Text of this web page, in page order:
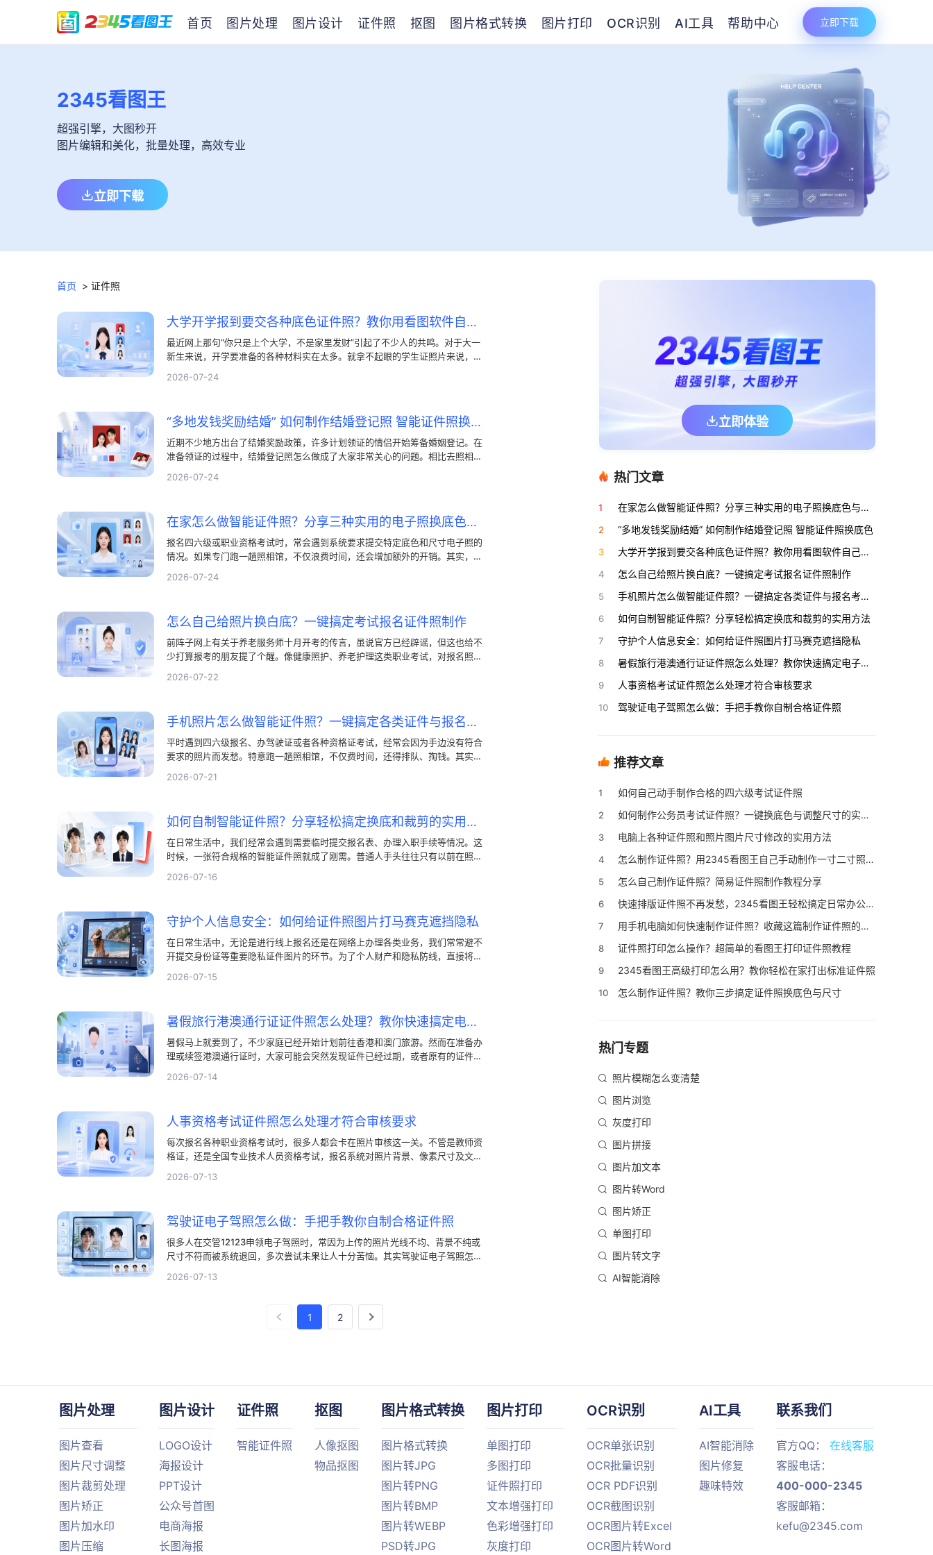
首页 图片处理 图片设计 证件照 抠图 图片格式转换 图片打印 OCR识别 AI工具 帮助中心 立即下载
2345看图王
超强引擎，大图秒开
图片编辑和美化，批量处理，高效专业
立即下载
首页 > 证件照
大学开学报到要交各种底色证件照？教你用看图软件自己在家1分钟做出来
最近网上那句“你只是上个大学，不是家里发财”引起了不少人的共鸣。对于大一
新生来说，开学要准备的各种材料实在太多。就拿不起眼的学生证照片来说，往
得花上几十块钱。其实我们完全可以用电脑自己搞定。今天我就分享一个省钱又
2026-07-24
“多地发钱奖励结婚” 如何制作结婚登记照 智能证件照换底色
近期不少地方出台了结婚奖励政策，许多计划领证的情侣开始筹备婚姻登记。在
准备领证的过程中，结婚登记照怎么做成了大家非常关心的问题。相比去照相馆
目前的证件照制作工具已经非常智能，只要掌握一点简单的小技巧，两个人在家
2026-07-24
在家怎么做智能证件照？分享三种实用的电子照换底色与裁剪方法
报名四六级或职业资格考试时，常会遇到系统要求提交特定底色和尺寸电子照的
情况。如果专门跑一趟照相馆，不仅浪费时间，还会增加额外的开销。其实，在
种实用的电子照处理方法，让你随时做出一张合规好看的证件照。
2026-07-24
怎么自己给照片换白底？一键搞定考试报名证件照制作
前阵子网上有关于养老服务师十月开考的传言，虽说官方已经辟谣，但这也给不
少打算报考的朋友提了个醒。像健康照护、养老护理这类职业考试，对报名照片
对底色有要求，还对肩膀位置、分辨率等有标准。每次报考，各种规格总让人头
2026-07-22
手机照片怎么做智能证件照？一键搞定各类证件与报名考试规格
平时遇到四六级报名、办驾驶证或者各种资格证考试，经常会因为手边没有符合
要求的照片而发愁。特意跑一趟照相馆，不仅费时间，还得排队、掏钱。其实用
那么复杂，只要找对工具，花上两分钟，足不出户就能搞定符合审核要求的精美
2026-07-21
如何自制智能证件照？分享轻松搞定换底和裁剪的实用方法
在日常生活中，我们经常会遇到需要临时提交报名表、办理入职手续等情况。这
时候，一张符合规格的智能证件照就成了刚需。普通人手头往往只有以前在照相
2026-07-16
守护个人信息安全：如何给证件照图片打马赛克遮挡隐私
在日常生活中，无论是进行线上报名还是在网络上办理各类业务，我们常常避不
开提交身份证等重要隐私证件图片的环节。为了个人财产和隐私防线，直接将高
理的技巧显得尤为重要。其实电脑端有许多给照片打码的实用方法，解决怎么遮
2026-07-15
暑假旅行港澳通行证证件照怎么处理？教你快速搞定电子版与排版打印
暑假马上就要到了，不少家庭已经开始计划前往香港和澳门旅游。然而在准备办
理或续签港澳通行证时，大家可能会突然发现证件已经过期，或者原有的证件照
少人头疼的问题。
2026-07-14
人事资格考试证件照怎么处理才符合审核要求
每次报名各种职业资格考试时，很多人都会卡在照片审核这一关。不管是教师资
格证，还是全国专业技术人员资格考试，报名系统对照片背景、像素尺寸及文件
2026-07-13
驾驶证电子驾照怎么做：手把手教你自制合格证件照
很多人在交管12123申领电子驾照时，常因为上传的照片光线不均、背景不纯或
尺寸不符而被系统退回，多次尝试未果让人十分苦恼。其实驾驶证电子驾照怎么
照，再通过一些日常工具进行简单的后期微调与背景置换，就能轻松搞定。这样
方。下面就为您详细介绍具体的制作步骤与实用技巧。
2026-07-13
1 2
立即体验
热门文章
1 在家怎么做智能证件照？分享三种实用的电子照换底色与裁剪方法
2 “多地发钱奖励结婚” 如何制作结婚登记照 智能证件照换底色
3 大学开学报到要交各种底色证件照？教你用看图软件自己在家1分钟做出来
4 怎么自己给照片换白底？一键搞定考试报名证件照制作
5 手机照片怎么做智能证件照？一键搞定各类证件与报名考试规格
6 如何自制智能证件照？分享轻松搞定换底和裁剪的实用方法
7 守护个人信息安全：如何给证件照图片打马赛克遮挡隐私
8 暑假旅行港澳通行证证件照怎么处理？教你快速搞定电子版与排版打印
9 人事资格考试证件照怎么处理才符合审核要求
10 驾驶证电子驾照怎么做：手把手教你自制合格证件照
推荐文章
1 如何自己动手制作合格的四六级考试证件照
2 如何制作公务员考试证件照？一键换底色与调整尺寸的实用方法
3 电脑上各种证件照和照片图片尺寸修改的实用方法
4 怎么制作证件照？用2345看图王自己手动制作一寸二寸照教程
5 怎么自己制作证件照？简易证件照制作教程分享
6 快速排版证件照不再发愁，2345看图王轻松搞定日常办公图片输出
7 用手机电脑如何快速制作证件照？收藏这篇制作证件照的新手指南
8 证件照打印怎么操作？超简单的看图王打印证件照教程
9 2345看图王高级打印怎么用？教你轻松在家打出标准证件照
10 怎么制作证件照？教你三步搞定证件照换底色与尺寸
热门专题
照片模糊怎么变清楚
图片浏览
灰度打印
图片拼接
图片加文本
图片转Word
图片矫正
单图打印
图片转文字
AI智能消除
图片处理
图片查看
图片尺寸调整
图片裁剪处理
图片矫正
图片加水印
图片压缩
图片设计
LOGO设计
海报设计
PPT设计
公众号首图
电商海报
长图海报
证件照
智能证件照
抠图
人像抠图
物品抠图
图片格式转换
图片格式转换
图片转JPG
图片转PNG
图片转BMP
图片转WEBP
PSD转JPG
图片打印
单图打印
多图打印
证件照打印
文本增强打印
色彩增强打印
灰度打印
OCR识别
OCR单张识别
OCR批量识别
OCR PDF识别
OCR截图识别
OCR图片转Excel
OCR图片转Word
AI工具
AI智能消除
图片修复
趣味特效
联系我们
官方QQ： 在线客服
客服电话：
400-000-2345
客服邮箱：
kefu@2345.com